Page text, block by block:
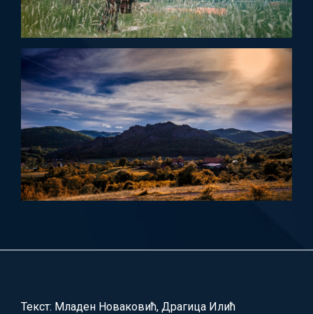
Текст: Младен Новаковић, Драгица Илић